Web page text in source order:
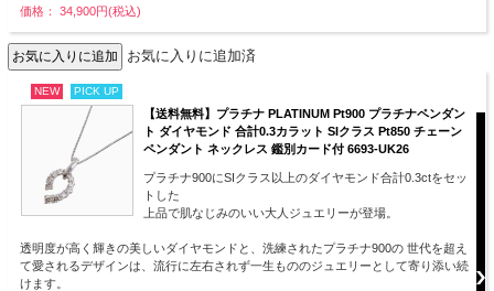
価格： 34,900円(税込)
お気に入りに追加済
NEW PICK UP
【送料無料】プラチナ PLATINUM Pt900 プラチナペンダン
ト ダイヤモンド 合計0.3カラット SIクラス Pt850 チェーン
ペンダント ネックレス 鑑別カード付 6693-UK26
プラチナ900にSIクラス以上のダイヤモンド合計0.3ctをセッ
トした
上品で肌なじみのいい大人ジュエリーが登場。
透明度が高く輝きの美しいダイヤモンドと、洗練されたプラチナ900の 世代を超え
て愛されるデザインは、流行に左右されず一生もののジュエリーとして寄り添い続
けます。